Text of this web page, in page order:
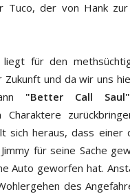
Tuco, der von Hank
für den
Zukunft und da wir uns
"Better Call Saul"
Charaktere
sich heraus, dass einer
für seine Sache
Auto geworfen hat.
des